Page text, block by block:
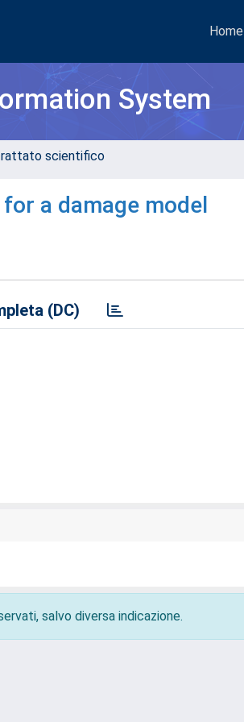
Home
System
scientifico
a damage model
(DC)
salvo diversa indicazione.